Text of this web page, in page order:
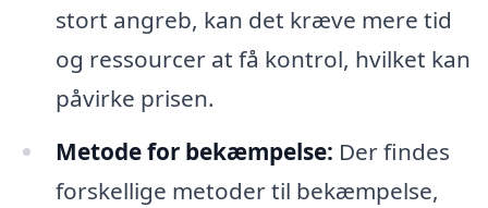
stort angreb, kan det kræve mere tid
og ressourcer at få kontrol, hvilket kan
påvirke prisen.
Metode for bekæmpelse: Der findes
forskellige metoder til bekæmpelse,